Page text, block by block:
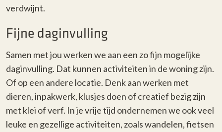
verdwijnt.
Fijne daginvulling
Samen met jou werken we aan een zo fijn mogelijke
daginvulling. Dat kunnen activiteiten in de woning zijn.
Of op een andere locatie. Denk aan werken met
dieren, inpakwerk, klusjes doen of creatief bezig zijn
met klei of verf. In je vrije tijd ondernemen we ook veel
leuke en gezellige activiteiten, zoals wandelen, fietsen